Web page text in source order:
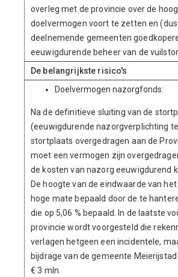
overleg met de provincie over de
doelvermogen voort te zetten en
deelnemende gemeenten
eeuwigdurende beheer van de
De belangrijkste risico's
Doelvermogen nazorgfonds:
Na de definitieve sluiting van de
(eeuwigdurende nazorgverplichting
stortplaats overgedragen aan de
moet een vermogen zijn
de kosten van nazorg eeuwigdurend
De hoogte van de eindwaarde van
hoge mate bepaald door de te
die op 5,06 % bepaald. In de laatste
provincie wordt voorgesteld die
verlagen hetgeen een incidentele,
bijdrage van de gemeente
€ 3 mln.